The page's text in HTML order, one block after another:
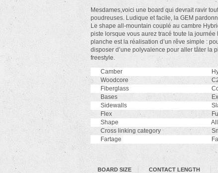
Mesdames,voici une board qui devrait ravir
poudreuses. Ludique et facile, la GEM
Le shape all-mountain couplé au cambre
piste lorsque vous aurez tracé toute la
planche est la réalisation d’un rêve simple :
disposer d’une polyvalence pour aller tâter la
freestyle.
Camber
Woodcore
Fiberglass
Bases
Sidewalls
Flex
Shape
Cross linking category
Fartage
BOARD SIZE
CONTACT LENGTH